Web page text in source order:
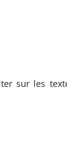
sur les